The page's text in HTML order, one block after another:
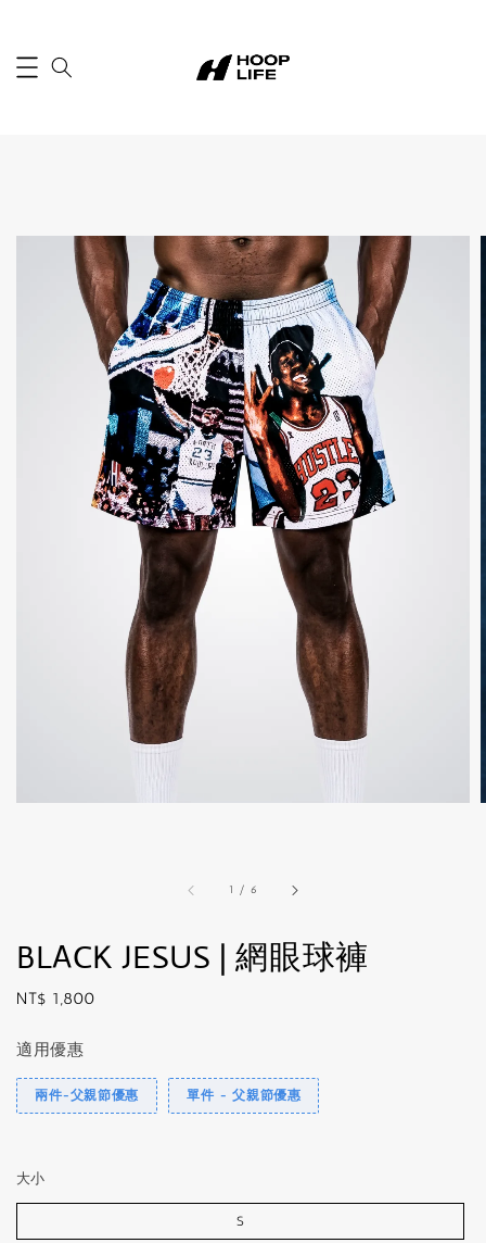
1 / 6
BLACK JESUS | 網眼球褲
Regular
NT$ 1,800
適用優惠
兩件-父親節優惠 單件 - 父親節優惠
大小
S